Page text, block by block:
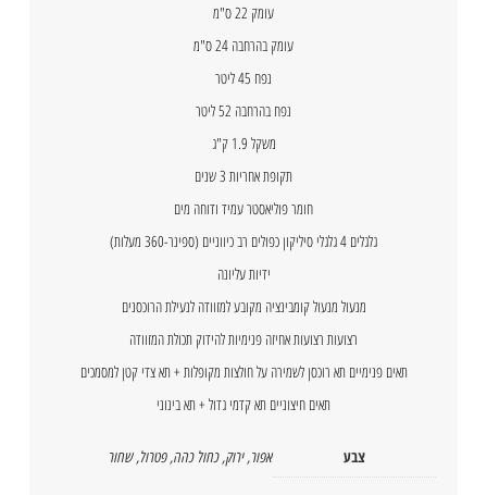
עומק 22 ס"מ
עומק בהרחבה 24 ס"מ
נפח 45 ליטר
נפח בהרחבה 52 ליטר
משקל 1.9 ק"ג
תקופת אחריות 3 שנים
חומר פוליאסטר עמיד ודוחה מים
גלגלים 4 גלגלי סיליקון כפולים רב כיווניים (ספינר-360 מעלות)
ידיות עליונה
מנעול מנעול קומבינציה מקובע למזוודה לנעילת הרוכסנים
רצועות רצועות אחיזה פנימיות להידוק תכולת המזוודה
תאים פנימיים תא רוכסן לשמירה על חולצות מקופלות + תא צדי קטן למסמכים
תאים חיצוניים תא קדמי גדול + תא בינוני
צבע אפור,ירוק,כחול כהה,פטרול,שחור